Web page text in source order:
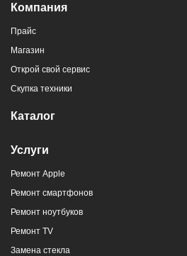
Компания
Прайс
Магазин
Открой свой сервис
Скупка техники
Каталог
Услуги
Ремонт Apple
Ремонт смартфонов
Ремонт ноутбуков
Ремонт TV
Замена стекла